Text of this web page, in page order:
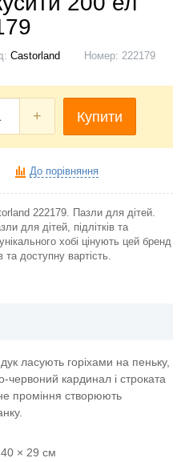
Castorland Номер: 222179
+ Купити
До порівняння
222179. Пазли для дітей.
для дітей, підлітків та
хобі цінують цей бренд
та доступну вартість.
ласують горіхами на пеньку,
кардинал і строката
проміння створюють
40 × 29 см